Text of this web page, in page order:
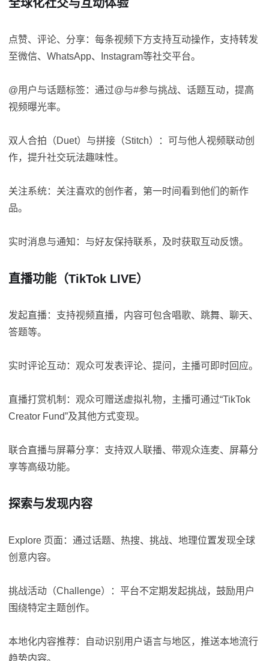
全球化社交与互动体验
点赞、评论、分享：每条视频下方支持互动操作，支持转发
至微信、WhatsApp、Instagram等社交平台。
@用户与话题标签：通过@与#参与挑战、话题互动，提高
视频曝光率。
双人合拍（Duet）与拼接（Stitch）：可与他人视频联动创
作，提升社交玩法趣味性。
关注系统：关注喜欢的创作者，第一时间看到他们的新作
品。
实时消息与通知：与好友保持联系，及时获取互动反馈。
直播功能（TikTok LIVE）
发起直播：支持视频直播，内容可包含唱歌、跳舞、聊天、
答题等。
实时评论互动：观众可发表评论、提问，主播可即时回应。
直播打赏机制：观众可赠送虚拟礼物，主播可通过“TikTok
Creator Fund”及其他方式变现。
联合直播与屏幕分享：支持双人联播、带观众连麦、屏幕分
享等高级功能。
探索与发现内容
Explore 页面：通过话题、热搜、挑战、地理位置发现全球
创意内容。
挑战活动（Challenge）：平台不定期发起挑战，鼓励用户
围绕特定主题创作。
本地化内容推荐：自动识别用户语言与地区，推送本地流行
趋势内容。